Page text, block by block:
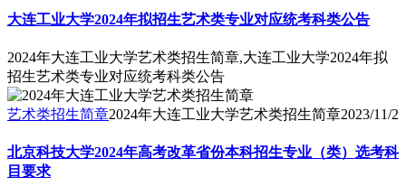
大连工业大学2024年拟招生艺术类专业对应统考科类公告
2024年大连工业大学艺术类招生简章,大连工业大学2024年拟
招生艺术类专业对应统考科类公告
艺术类招生简章2024年大连工业大学艺术类招生简章2023/11/2
北京科技大学2024年高考改革省份本科招生专业（类）选考科
目要求